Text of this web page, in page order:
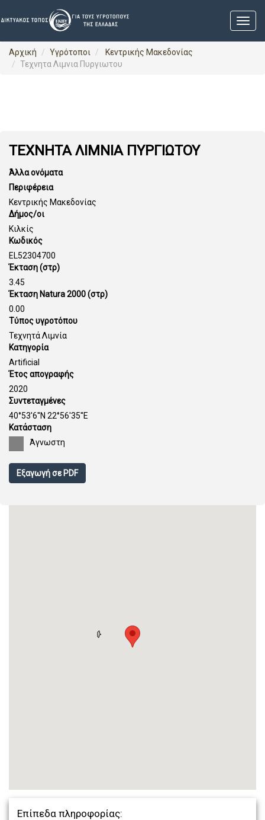
Αρχική Υγρότοποι
Κεντρικής Μακεδονίας
Τεχνητα Λιμνια Πυργιωτου
ΤΕΧΝΗΤΑ ΛΙΜΝΙΑ ΠΥΡΓΙΩΤΟΥ
Άλλα ονόματα
Περιφέρεια
Κεντρικής Μακεδονίας
Δήμος/οι
Κιλκίς
Κωδικός
EL52304700
Έκταση (στρ)
3.45
Έκταση Natura 2000 (στρ)
0.00
Τύπος υγροτόπου
Τεχνητά Λιμνία
Κατηγορία
Artificial
Έτος απογραφής
2020
Συντεταγμένες
40°53'6''N 22°56'35''E
Κατάσταση
Άγνωστη
Εξαγωγή σε PDF
Επίπεδα πληροφορίας: